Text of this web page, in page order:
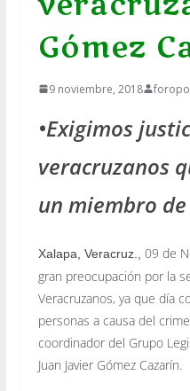
Gómez
9 noviembre, 2018
•Exigimos
veracruzanos
un miembro
Xalapa, Veracruz.,
09 de
gran preocupación por la
Veracruzanos, ya que día
personas a causa del
coordinador del Grupo
Juan Javier Gómez Cazarín.